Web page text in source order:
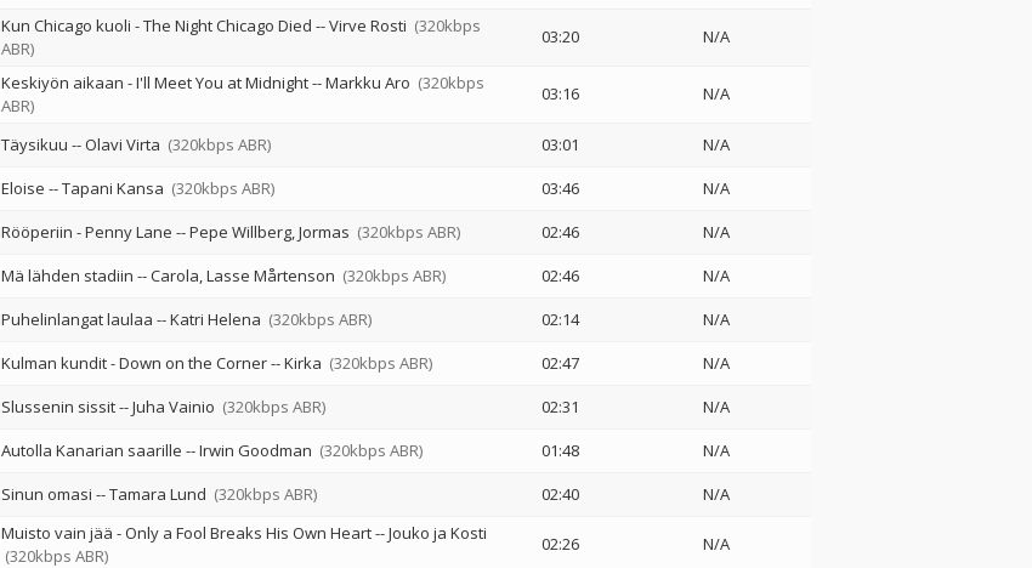
Kun Chicago kuoli - The Night Chicago Died --Virve Rosti (320kbps
ABR)
03:20 N/A
Keskiyön aikaan - I'll Meet You at Midnight--Markku Aro (320kbps
ABR)
03:16 N/A
Täysikuu --Olavi Virta (320kbps ABR) 03:01
N/A
Eloise --Tapani Kansa (320kbps ABR) 03:46
N/A
Rööperiin - Penny Lane --Pepe Willberg Jormas (320kbps ABR) 02:46
N/A
Mä lähden stadiin --Carola Lasse Mårtenson (320kbps ABR) 02:46
N/A
Puhelinlangat laulaa --Katri Helena (320kbps ABR) 02:14
N/A
Kulman kundit - Down on the Corner--Kirka (320kbps ABR) 02:47
N/A
Slussenin sissit--Juha Vainio (320kbps ABR) 02:31
N/A
Autolla Kanarian saarille --Irwin Goodman (320kbps ABR) 01:48
N/A
Sinun omasi --Tamara Lund (320kbps ABR) 02:40 N/A
Muisto vain jää - Only a Fool Breaks His Own Heart--Jouko ja Kosti
(320kbps ABR)
02:26 N/A